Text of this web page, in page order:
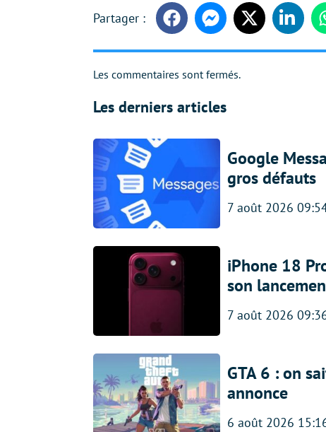
FacebookMessengerTwitter
Les commentaires sont fermés.
Les derniers articles
Google
gros défauts
7 août 2026
iPhone 18
son
7 août 2026
GTA 6 : on
annonce
6 août 2026